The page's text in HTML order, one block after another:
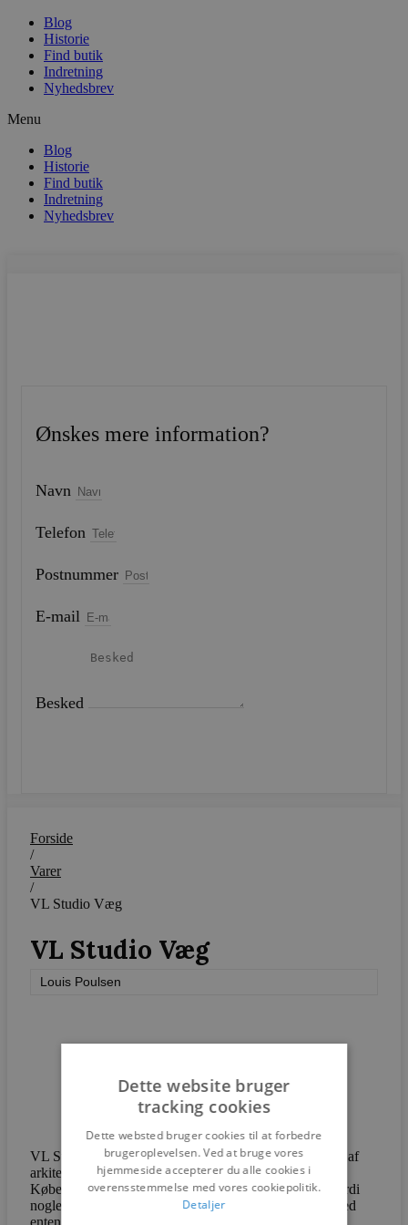
Blog
Historie
Find butik
Indretning
Nyhedsbrev
Menu
Blog
Historie
Find butik
Indretning
Nyhedsbrev
Ønskes mere information?
Navn
Telefon
Postnummer
E-mail
Besked
Forside
/
Varer
/
VL Studio Væg
VL Studio Væg
Louis Poulsen
VL Studio-familien har sine rødder i en lampe designet af
arkitekt Vilhelm Lauritzen til DR’s gamle radiohus i
København i 1940’erne. Navnet ‘Studio’ blev valgt, fordi
nogle af lamperne blev brugt uden for studierne til – med
Dette website bruger
tracking cookies
Dette websted bruger cookies til at forbedre
brugeroplevelsen. Ved at bruge vores
hjemmeside accepterer du alle cookies i
overensstemmelse med vores cookiepolitik.
Detaljer